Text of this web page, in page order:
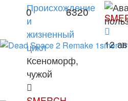
Происхождение
и
жизненный
цикл
Ксеноморф,
чужой
0 6320
12